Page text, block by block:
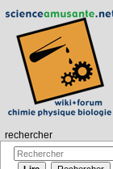
rechercher